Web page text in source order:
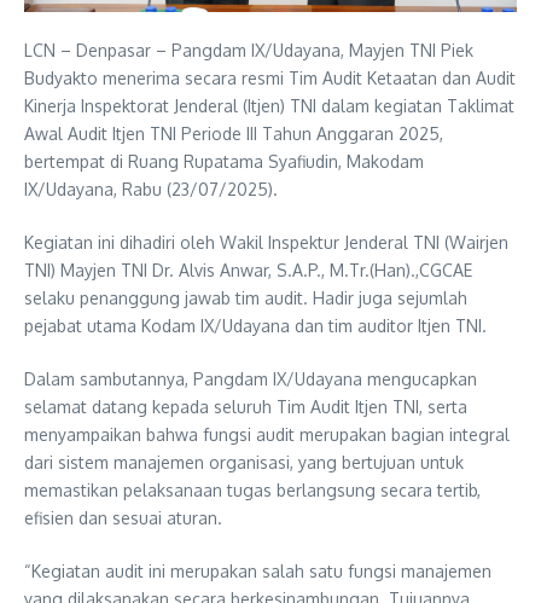
LCN – Denpasar – Pangdam IX/Udayana, Mayjen TNI Piek
Budyakto menerima secara resmi Tim Audit Ketaatan dan Audit
Kinerja Inspektorat Jenderal (Itjen) TNI dalam kegiatan Taklimat
Awal Audit Itjen TNI Periode III Tahun Anggaran 2025,
bertempat di Ruang Rupatama Syafiudin, Makodam
IX/Udayana, Rabu (23/07/2025).
Kegiatan ini dihadiri oleh Wakil Inspektur Jenderal TNI (Wairjen
TNI) Mayjen TNI Dr. Alvis Anwar, S.A.P., M.Tr.(Han).,CGCAE
selaku penanggung jawab tim audit. Hadir juga sejumlah
pejabat utama Kodam IX/Udayana dan tim auditor Itjen TNI.
Dalam sambutannya, Pangdam IX/Udayana mengucapkan
selamat datang kepada seluruh Tim Audit Itjen TNI, serta
menyampaikan bahwa fungsi audit merupakan bagian integral
dari sistem manajemen organisasi, yang bertujuan untuk
memastikan pelaksanaan tugas berlangsung secara tertib,
efisien dan sesuai aturan.
“Kegiatan audit ini merupakan salah satu fungsi manajemen
yang dilaksanakan secara berkesinambungan. Tujuannya